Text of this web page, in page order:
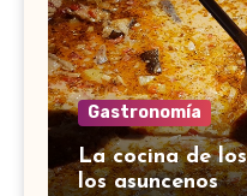
Gastronomía
La cocina de
los asuncenos